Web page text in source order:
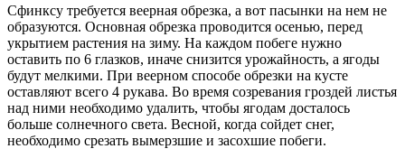
Сфинксу требуется веерная обрезка, а вот пасынки на нем не
образуются. Основная обрезка проводится осенью, перед
укрытием растения на зиму. На каждом побеге нужно
оставить по 6 глазков, иначе снизится урожайность, а ягоды
будут мелкими. При веерном способе обрезки на кусте
оставляют всего 4 рукава. Во время созревания гроздей листья
над ними необходимо удалить, чтобы ягодам досталось
больше солнечного света. Весной, когда сойдет снег,
необходимо срезать вымерзшие и засохшие побеги.